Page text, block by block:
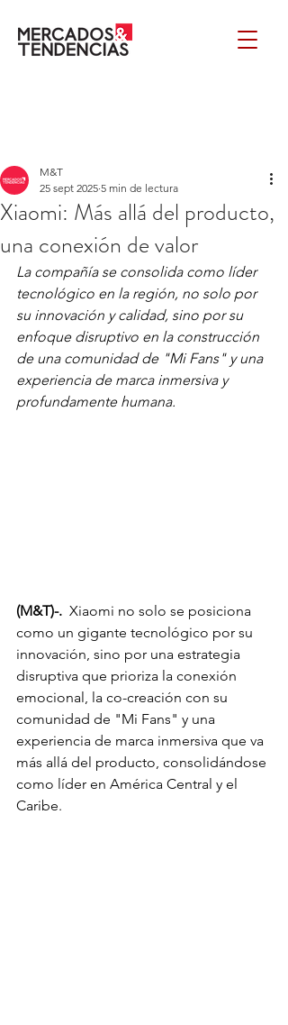
Xiaomi: Más allá del producto,
una conexión de valor
M&T
25 sept 2025 5 min de lectura
La compañía se consolida como líder
tecnológico en la región, no solo por
su innovación y calidad, sino por su
enfoque disruptivo en la construcción
de una comunidad de "Mi Fans" y una
experiencia de marca inmersiva y
profundamente humana.
(M&T)-. Xiaomi no solo se posiciona
como un gigante tecnológico por su
innovación, sino por una estrategia
disruptiva que prioriza la conexión
emocional, la co-creación con su
comunidad de "Mi Fans" y una
experiencia de marca inmersiva que va
más allá del producto, consolidándose
como líder en América Central y el
Caribe.